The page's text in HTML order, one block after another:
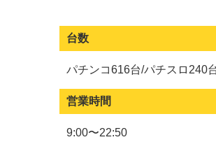
台数
パチンコ616台/パチスロ240
営業時間
9:00〜22:50